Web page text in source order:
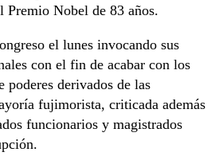
Premio Nobel de 83 años.
el lunes invocando sus
con el fin de acabar con los
poderes derivados de las
fujimorista, criticada además
funcionarios y magistrados